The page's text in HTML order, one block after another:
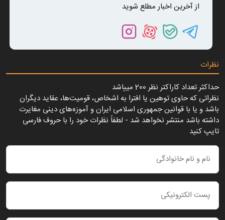
از آخرین اخبار مطلع شوید
نظرات
حداکثر تعداد کاراکتر نظر 200 ميياشد
نظراتی که حاوی توهین یا افترا به اشخاص، قومیت‌ها، عقاید دیگران
باشد و یا با قوانین جمهوری اسلامی ایران و آموزه‌های دینی مغایرت
داشته باشد منتشر نخواهد شد - لطفاً نظرات خود را با حروف فارسی
تایپ کنید